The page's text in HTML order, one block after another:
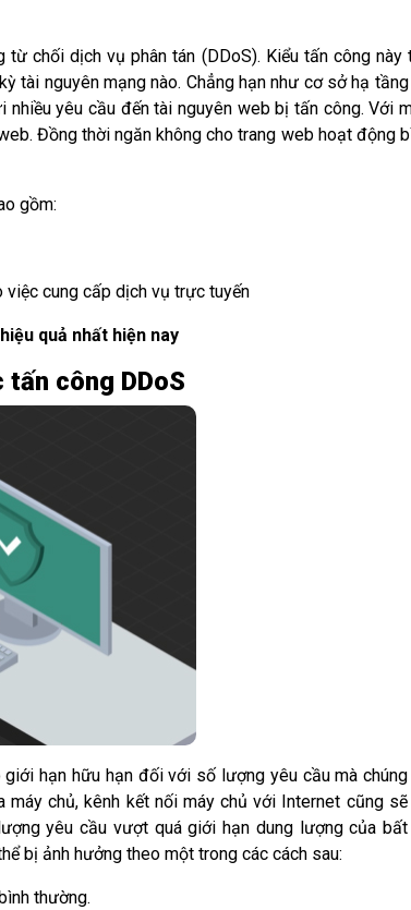
chối dịch vụ phân tán (DDoS). Kiểu tấn công này
tài nguyên mạng nào. Chẳng hạn như cơ sở hạ
yêu cầu đến tài nguyên web bị tấn công. Với
Đồng thời ngăn không cho trang web hoạt động
gồm:
việc cung cấp dịch vụ trực tuyến
quả nhất hiện nay
công DDoS
hạn hữu hạn đối với số lượng yêu cầu mà
chủ, kênh kết nối máy chủ với Internet cũng
yêu cầu vượt quá giới hạn dung lượng của
bị ảnh hưởng theo một trong các cách sau:
thường.